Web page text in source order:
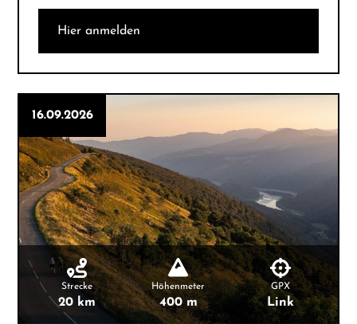
Hier anmelden
16.09.2026
Strecke
20 km
Höhenmeter
400 m
GPX
Link